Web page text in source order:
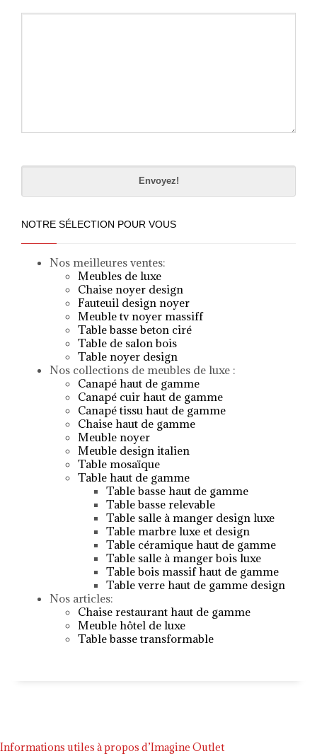
field
NOTRE SÉLECTION POUR VOUS
Nos meilleures ventes:
Meubles de luxe
Chaise noyer design
Fauteuil design noyer
Meuble tv noyer massiff
Table basse beton ciré
Table de salon bois
Table noyer design
Nos collections de meubles de luxe :
Canapé haut de gamme
Canapé cuir haut de gamme
Canapé tissu haut de gamme
Chaise haut de gamme
Meuble noyer
Meuble design italien
Table mosaïque
Table haut de gamme
Table basse haut de gamme
Table basse relevable
Table salle à manger design luxe
Table marbre luxe et design
Table céramique haut de gamme
Table salle à manger bois luxe
Table bois massif haut de gamme
Table verre haut de gamme design
Nos articles:
Chaise restaurant haut de gamme
Meuble hôtel de luxe
Table basse transformable
Informations utiles à propos d’Imagine Outlet